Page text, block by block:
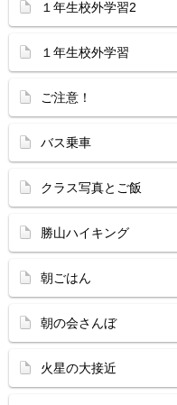
１年生校外学習2
１年生校外学習
ご注意！
バス乗車
クラス写真とご飯
勝山ハイキング
朝ごはん
朝の会さんぼ
火星の大接近